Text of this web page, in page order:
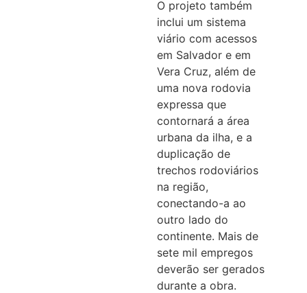
O projeto também
inclui um sistema
viário com acessos
em Salvador e em
Vera Cruz, além de
uma nova rodovia
expressa que
contornará a área
urbana da ilha, e a
duplicação de
trechos rodoviários
na região,
conectando-a ao
outro lado do
continente. Mais de
sete mil empregos
deverão ser gerados
durante a obra.